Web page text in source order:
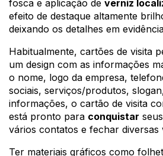
fosca e aplicação de verniz
efeito de destaque altamente
deixando os detalhes em
Habitualmente, cartões de visita
o nome, logo da empresa,
sociais, serviços/produtos,
informações, o cartão de visita
está pronto para conquistar
vários contatos e fechar diversas
Ter materiais gráficos como